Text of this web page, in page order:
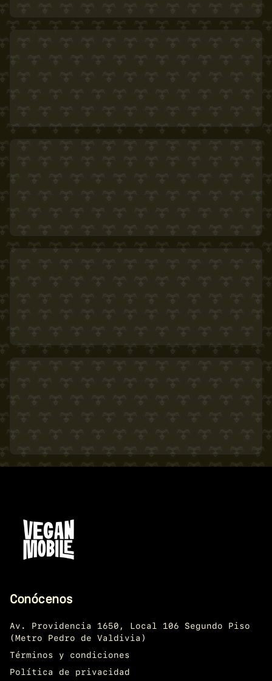
Conócenos
Av. Providencia 1650, Local 106 Segundo Piso
(Metro Pedro de Valdivia)
Términos y condiciones
Política de privacidad